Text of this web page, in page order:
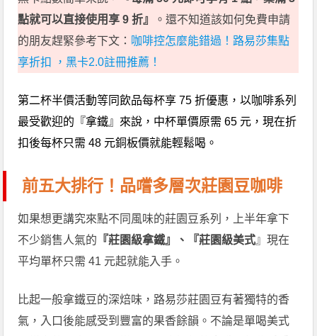
點就可以直接使用享 9 折』
。還不知道該如何免費申請
的朋友趕緊參考下文： 咖啡控怎麼能錯過！路易莎集點
享折扣 ，黑卡2.0註冊推薦！
第二杯半價活動等同飲品每杯享 75 折優惠，以咖啡系列
最受歡迎的『拿鐵』來說，中杯單價原需 65 元，現在折
扣後每杯只需 48 元銅板價就能輕鬆喝。
前五大排行！品嚐多層次莊園豆咖啡
如果想更講究來點不同風味的莊園豆系列，上半年拿下
不少銷售人氣的 『莊園級拿鐵』、『莊園級美式』現在
平均單杯只需 41 元起就能入手。
比起一般拿鐵豆的深焙味，路易莎莊園豆有著獨特的香
氣，入口後能感受到豐富的果香餘韻。不論是單喝美式